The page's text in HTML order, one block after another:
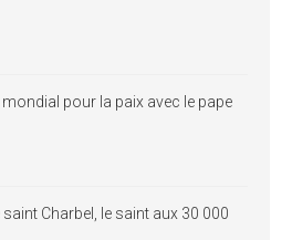
mondial pour la paix avec le pape
Charbel, le saint aux 30 000